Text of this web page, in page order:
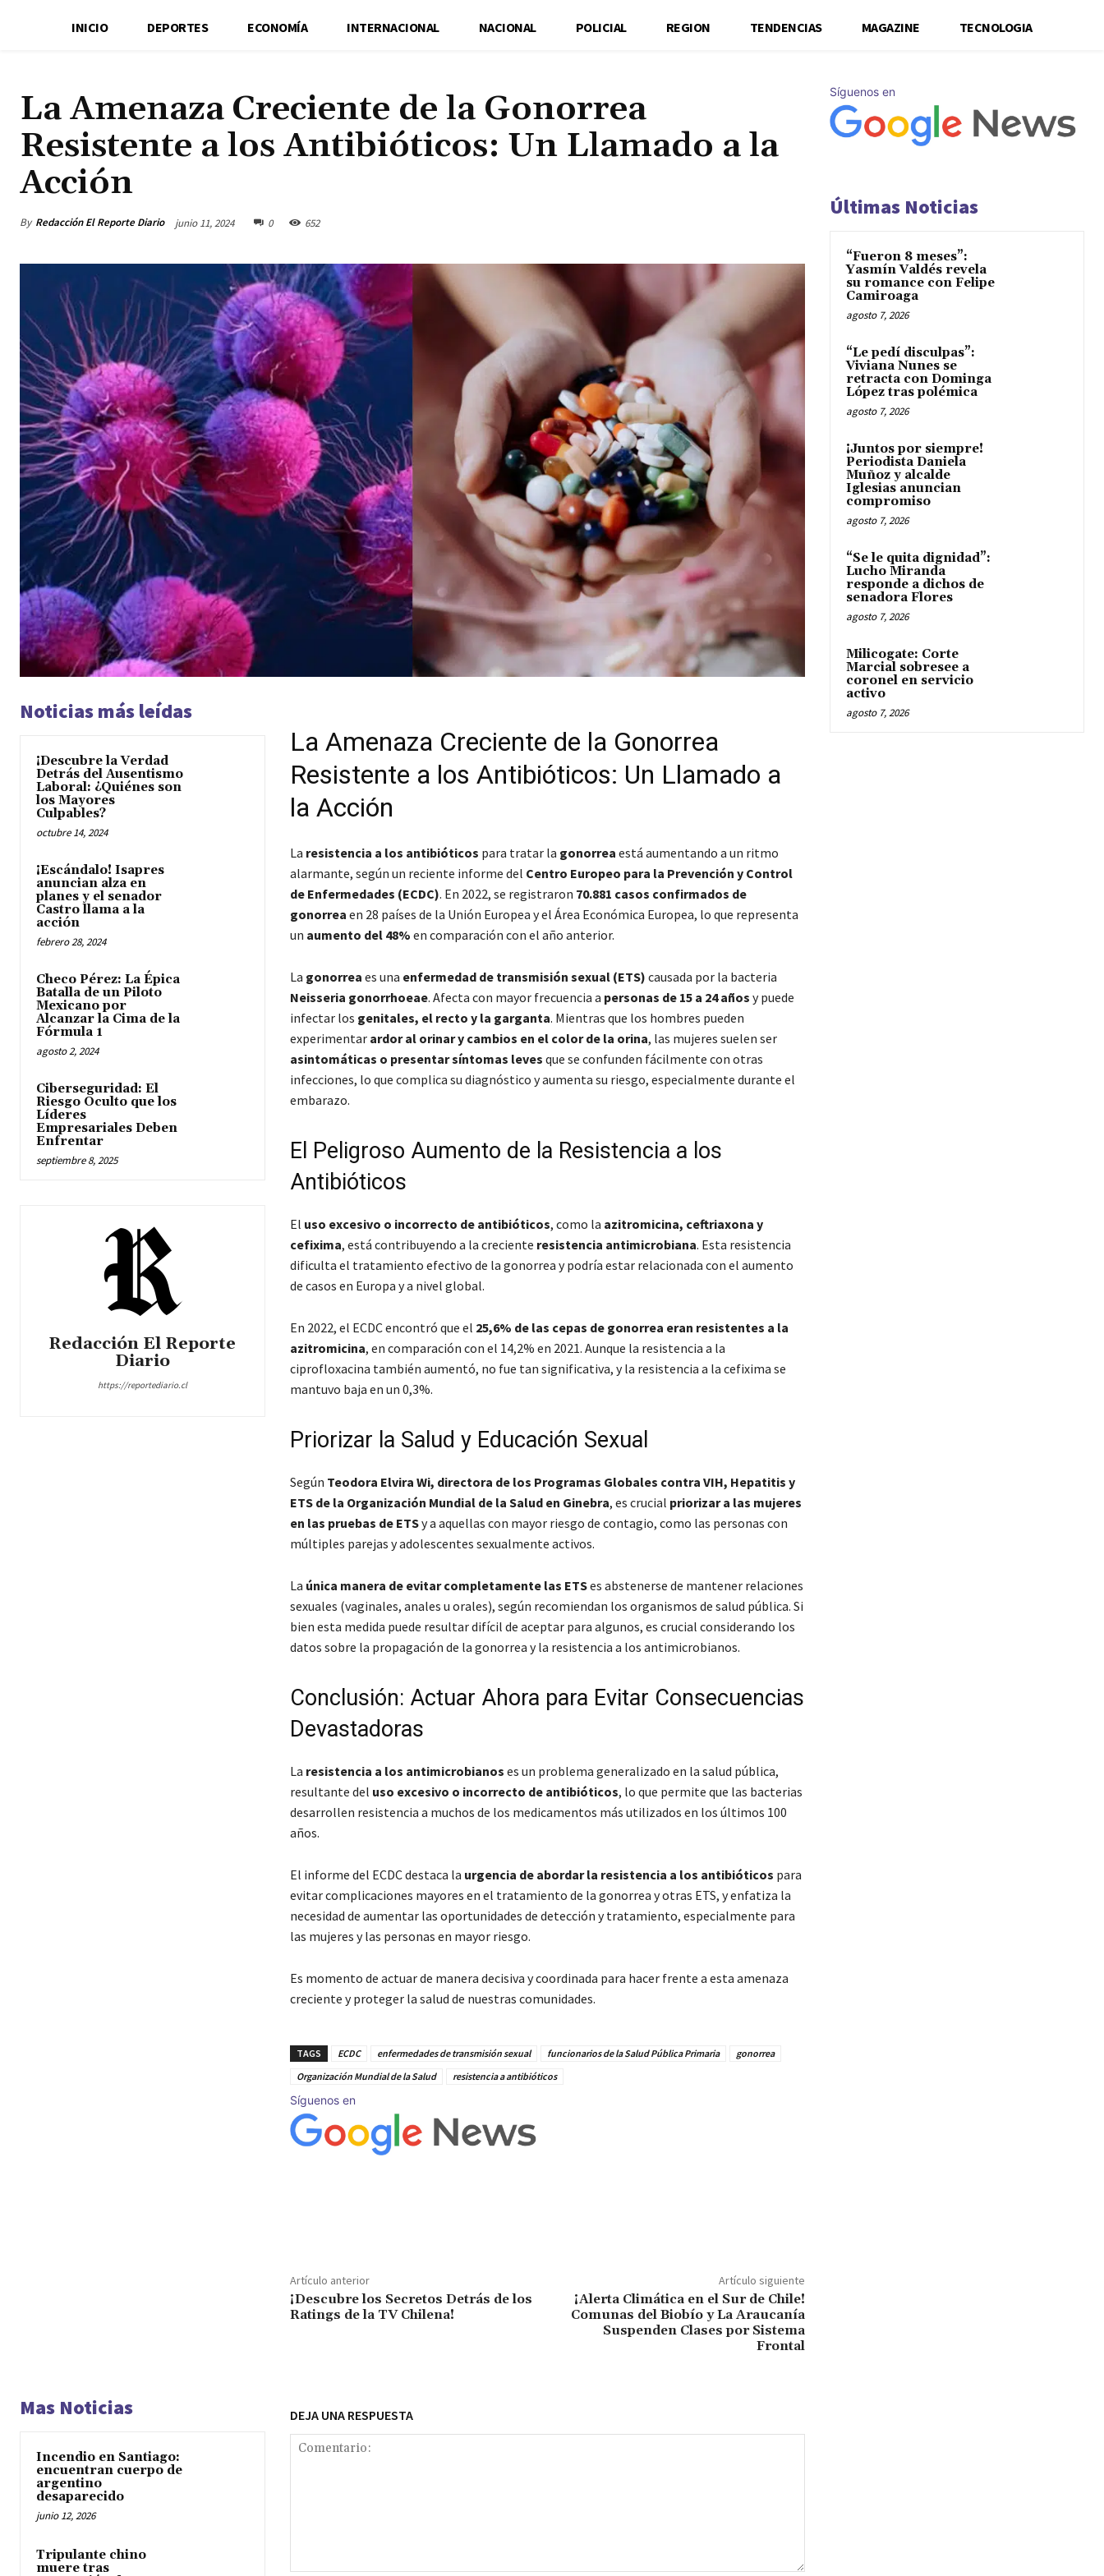
INICIO DEPORTES ECONOMÍA INTERNACIONAL NACIONAL POLICIAL REGION TENDENCIAS MAGAZINE TECNOLOGIA
La Amenaza Creciente de la Gonorrea
Resistente a los Antibióticos: Un Llamado a la
Acción
By Redacción El Reporte Diario junio 11, 2024 0 652
Noticias más leídas
¡Descubre la Verdad
Detrás del Ausentismo
Laboral: ¿Quiénes son
los Mayores
Culpables?
octubre 14, 2024
¡Escándalo! Isapres
anuncian alza en
planes y el senador
Castro llama a la
acción
febrero 28, 2024
Checo Pérez: La Épica
Batalla de un Piloto
Mexicano por
Alcanzar la Cima de la
Fórmula 1
agosto 2, 2024
Ciberseguridad: El
Riesgo Oculto que los
Líderes
Empresariales Deben
Enfrentar
septiembre 8, 2025
Redacción El Reporte
Diario
https://reportediario.cl
La Amenaza Creciente de la Gonorrea
Resistente a los Antibióticos: Un Llamado a
la Acción
La resistencia a los antibióticos para tratar la gonorrea está aumentando a un ritmo
alarmante, según un reciente informe del Centro Europeo para la Prevención y Control
de Enfermedades (ECDC). En 2022, se registraron 70.881 casos confirmados de
gonorrea en 28 países de la Unión Europea y el Área Económica Europea, lo que representa
un aumento del 48% en comparación con el año anterior.
La gonorrea es una enfermedad de transmisión sexual (ETS) causada por la bacteria
Neisseria gonorrhoeae. Afecta con mayor frecuencia a personas de 15 a 24 años y puede
infectar los genitales, el recto y la garganta. Mientras que los hombres pueden
experimentar ardor al orinar y cambios en el color de la orina, las mujeres suelen ser
asintomáticas o presentar síntomas leves que se confunden fácilmente con otras
infecciones, lo que complica su diagnóstico y aumenta su riesgo, especialmente durante el
embarazo.
El Peligroso Aumento de la Resistencia a los
Antibióticos
El uso excesivo o incorrecto de antibióticos, como la azitromicina, ceftriaxona y
cefixima, está contribuyendo a la creciente resistencia antimicrobiana. Esta resistencia
dificulta el tratamiento efectivo de la gonorrea y podría estar relacionada con el aumento
de casos en Europa y a nivel global.
En 2022, el ECDC encontró que el 25,6% de las cepas de gonorrea eran resistentes a la
azitromicina, en comparación con el 14,2% en 2021. Aunque la resistencia a la
ciprofloxacina también aumentó, no fue tan significativa, y la resistencia a la cefixima se
mantuvo baja en un 0,3%.
Priorizar la Salud y Educación Sexual
Según Teodora Elvira Wi, directora de los Programas Globales contra VIH, Hepatitis y
ETS de la Organización Mundial de la Salud en Ginebra, es crucial priorizar a las mujeres
en las pruebas de ETSy a aquellas con mayor riesgo de contagio, como las personas con
múltiples parejas y adolescentes sexualmente activos.
La única manera de evitar completamente las ETSes abstenerse de mantener relaciones
sexuales (vaginales, anales u orales), según recomiendan los organismos de salud pública. Si
bien esta medida puede resultar difícil de aceptar para algunos, es crucial considerando los
datos sobre la propagación de la gonorrea y la resistencia a los antimicrobianos.
Conclusión: Actuar Ahora para Evitar Consecuencias
Devastadoras
La resistencia a los antimicrobianos es un problema generalizado en la salud pública,
resultante del uso excesivo o incorrecto de antibióticos, lo que permite que las bacterias
desarrollen resistencia a muchos de los medicamentos más utilizados en los últimos 100
años.
El informe del ECDC destaca la urgencia de abordar la resistencia a los antibióticos para
evitar complicaciones mayores en el tratamiento de la gonorrea y otras ETS, y enfatiza la
necesidad de aumentar las oportunidades de detección y tratamiento, especialmente para
las mujeres y las personas en mayor riesgo.
Es momento de actuar de manera decisiva y coordinada para hacer frente a esta amenaza
creciente y proteger la salud de nuestras comunidades.
TAGS ECDC enfermedades de transmisión sexual funcionarios de la Salud Pública Primaria
gonorrea
Organización Mundial de la Salud
resistencia a antibióticos
Síguenos en
Artículo anterior
¡Descubre los Secretos Detrás de los
Ratings de la TV Chilena!
Artículo siguiente
¡Alerta Climática en el Sur de Chile!
Comunas del Biobío y La Araucanía
Suspenden Clases por Sistema
Frontal
Mas Noticias
Incendio en Santiago:
encuentran cuerpo de
argentino
desaparecido
junio 12, 2026
Tripulante chino
muere tras
DEJA UNA RESPUESTA
Síguenos en
Últimas Noticias
“Fueron 8 meses”:
Yasmín Valdés revela
su romance con Felipe
Camiroaga
agosto 7, 2026
“Le pedí disculpas”:
Viviana Nunes se
retracta con Dominga
López tras polémica
agosto 7, 2026
¡Juntos por siempre!
Periodista Daniela
Muñoz y alcalde
Iglesias anuncian
compromiso
agosto 7, 2026
“Se le quita dignidad”:
Lucho Miranda
responde a dichos de
senadora Flores
agosto 7, 2026
Milicogate: Corte
Marcial sobresee a
coronel en servicio
activo
agosto 7, 2026